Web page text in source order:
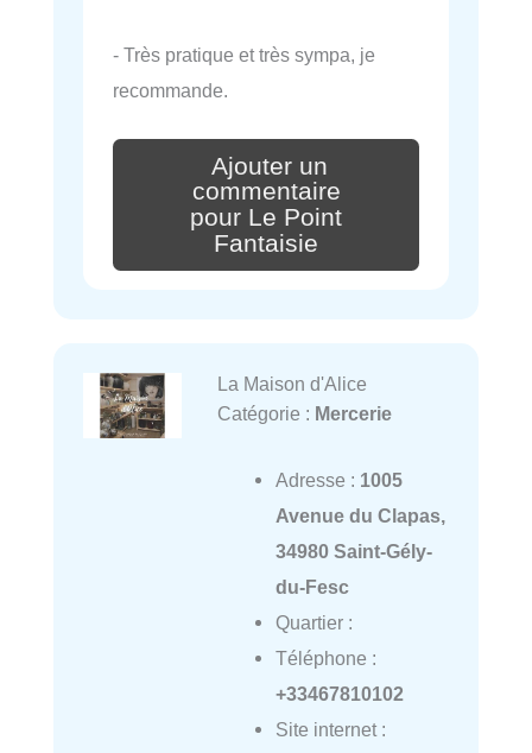
- Très pratique et très sympa, je
recommande.
Ajouter un
commentaire
pour Le Point
Fantaisie
La Maison d'Alice
Catégorie : Mercerie
Adresse : 1005
Avenue du Clapas,
34980 Saint-Gély-
du-Fesc
Quartier :
Téléphone :
+33467810102
Site internet :